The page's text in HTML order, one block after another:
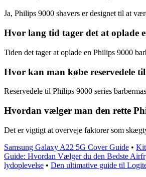
Ja, Philips 9000 shavers er designet til at
Hvor lang tid tager det at oplade
Tiden det tager at oplade en Philips 9000
Hvor kan man købe reservedele
Reservedele til Philips 9000 series
Hvordan vælger man den rette
Det er vigtigt at overveje faktorer som
Samsung Galaxy A22 5G Cover Guide •
Guide: Hvordan Vælger du den Bedste
lydoplevelse • Den ultimative guide til